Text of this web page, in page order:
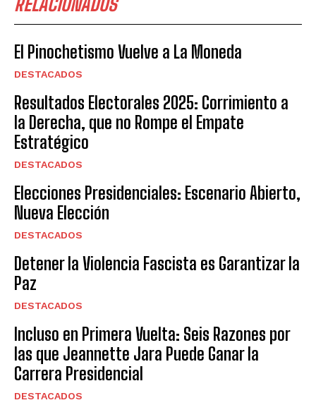
El Pinochetismo Vuelve a La Moneda
DESTACADOS
Resultados Electorales 2025: Corrimiento a
la Derecha, que no Rompe el Empate
Estratégico
DESTACADOS
Elecciones Presidenciales: Escenario Abierto,
Nueva Elección
DESTACADOS
Detener la Violencia Fascista es Garantizar la
Paz
DESTACADOS
Incluso en Primera Vuelta: Seis Razones por
las que Jeannette Jara Puede Ganar la
Carrera Presidencial
DESTACADOS